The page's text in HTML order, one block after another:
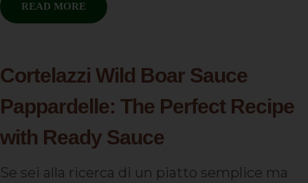
READ MORE
Cortelazzi Wild Boar Sauce
Pappardelle: The Perfect Recipe
with Ready Sauce
Se sei alla ricerca di un piatto semplice ma